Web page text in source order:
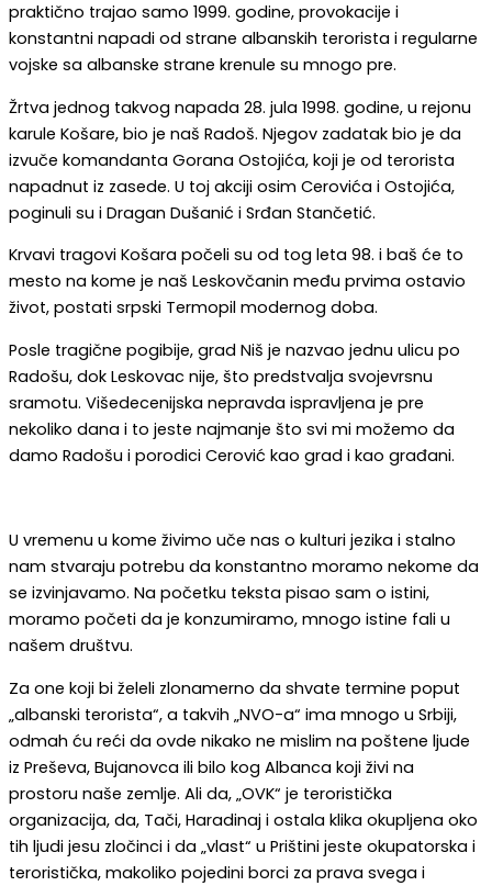
praktično trajao samo 1999. godine, provokacije i
konstantni napadi od strane albanskih terorista i regularne
vojske sa albanske strane krenule su mnogo pre.
Žrtva jednog takvog napada 28. jula 1998. godine, u rejonu
karule Košare, bio je naš Radoš. Njegov zadatak bio je da
izvuče komandanta Gorana Ostojića, koji je od terorista
napadnut iz zasede. U toj akciji osim Cerovića i Ostojića,
poginuli su i Dragan Dušanić i Srđan Stančetić.
Krvavi tragovi Košara počeli su od tog leta 98. i baš će to
mesto na kome je naš Leskovčanin među prvima ostavio
život, postati srpski Termopil modernog doba.
Posle tragične pogibije, grad Niš je nazvao jednu ulicu po
Radošu, dok Leskovac nije, što predstvalja svojevrsnu
sramotu. Višedecenijska nepravda ispravljena je pre
nekoliko dana i to jeste najmanje što svi mi možemo da
damo Radošu i porodici Cerović kao grad i kao građani.
U vremenu u kome živimo uče nas o kulturi jezika i stalno
nam stvaraju potrebu da konstantno moramo nekome da
se izvinjavamo. Na početku teksta pisao sam o istini,
moramo početi da je konzumiramo, mnogo istine fali u
našem društvu.
Za one koji bi želeli zlonamerno da shvate termine poput
„albanski terorista“, a takvih „NVO-a“ ima mnogo u Srbiji,
odmah ću reći da ovde nikako ne mislim na poštene ljude
iz Preševa, Bujanovca ili bilo kog Albanca koji živi na
prostoru naše zemlje. Ali da, „OVK“ je teroristička
organizacija, da, Tači, Haradinaj i ostala klika okupljena oko
tih ljudi jesu zločinci i da „vlast“ u Prištini jeste okupatorska i
teroristička, makoliko pojedini borci za prava svega i